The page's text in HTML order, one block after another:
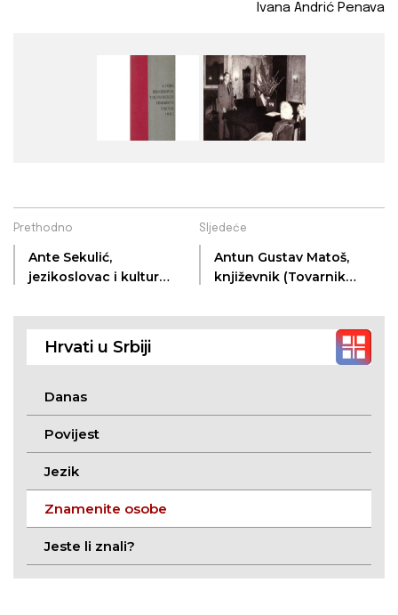
Ivana Andrić Penava
Prethodno
Ante Sekulić,
jezikoslovac i kulturni
(Tavankut, 16. 11. 1920.
- Zagreb, 18. 3. 2016.)
Sljedeće
Antun Gustav Matoš,
književnik (Tovarnik,
17. 3. 1914.)
Hrvati u Srbiji
Danas
Povijest
Jezik
Znamenite osobe
Jeste li znali?